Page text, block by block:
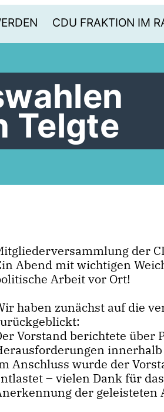
CDU FRAKTION IM
Telgte
der
Abend mit wichtigen
Arbeit vor Ort!
haben zunächst auf die
Vorstand berichtete über
Anschluss wurde der
– vielen Dank für
der geleisteten